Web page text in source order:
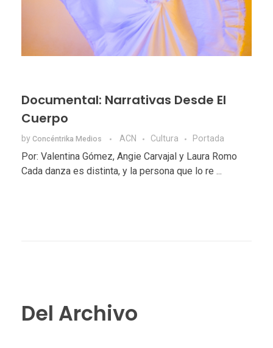
Documental: Narrativas Desde El
Cuerpo
by Concéntrika Medios ACN Cultura Portada
Por: Valentina Gómez, Angie Carvajal y Laura Romo
Cada danza es distinta, y la persona que lo re ...
Del Archivo